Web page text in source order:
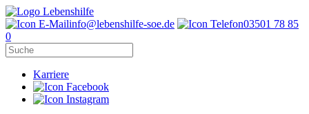
info@lebenshilfe-soe.de
03501 78 85
0
Karriere